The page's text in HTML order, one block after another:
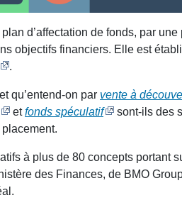
d’affectation de fonds, par
objectifs financiers. Elle est
.
et qu’entend-on par vente à
etfonds spéculatif
sont-ils des
à plus de 80 concepts portant
des Finances, de BMO